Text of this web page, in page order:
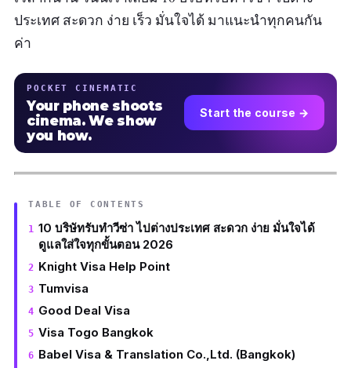
ประเทศ สะดวก ง่าย เร็ว มั่นใจได้ มาแนะนำทุกคนกัน
ค่า
POCKET CINEMATIC
Your phone shoots
cinema. We show
you how.
Start the course →
TABLE OF CONTENTS
10 บริษัทรับทําวีซ่า ไปต่างประเทศ สะดวก ง่าย มั่นใจได้
ดูแลใส่ใจทุกขั้นตอน 2026
Knight Visa Help Point
Tumvisa
Good Deal Visa
Visa Togo Bangkok
Babel Visa & Translation Co.,Ltd. (Bangkok)